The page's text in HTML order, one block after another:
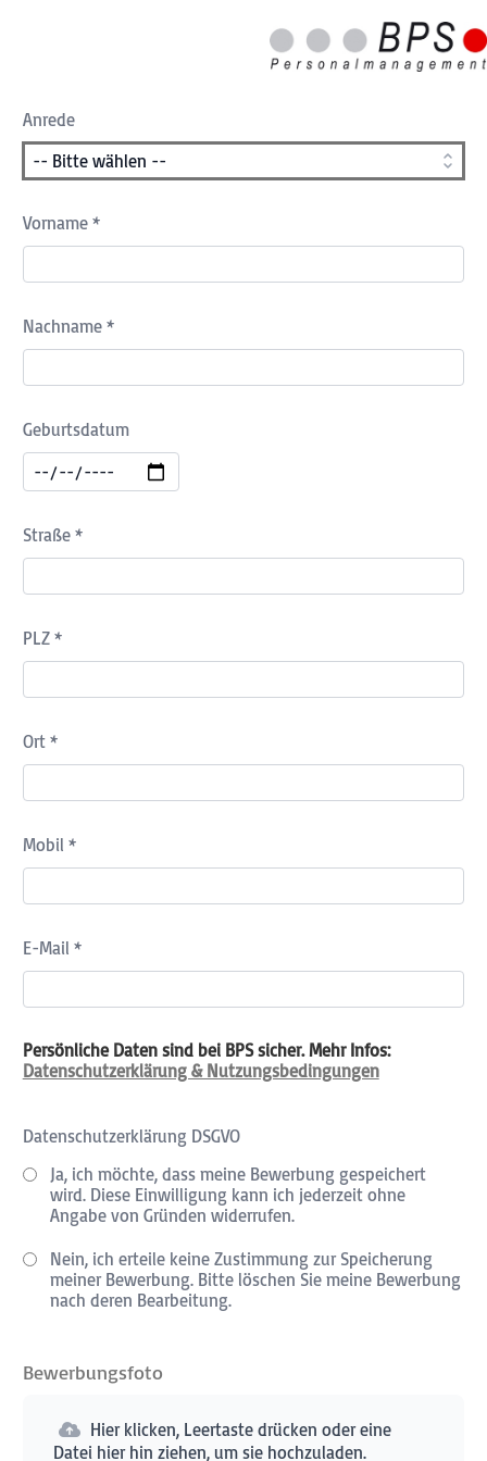
Anrede
Vorname *
Nachname *
Geburtsdatum
Straße *
PLZ *
Ort *
Mobil *
E-Mail *
Persönliche Daten sind bei BPS sicher. Mehr Infos:
Datenschutzerklärung & Nutzungsbedingungen
Datenschutzerklärung DSGVO
Ja, ich möchte, dass meine Bewerbung gespeichert
wird. Diese Einwilligung kann ich jederzeit ohne
Angabe von Gründen widerrufen.
Nein, ich erteile keine Zustimmung zur Speicherung
meiner Bewerbung. Bitte löschen Sie meine Bewerbung
nach deren Bearbeitung.
Bewerbungsfoto
Hier klicken, Leertaste drücken oder eine
Datei hier hin ziehen, um sie hochzuladen.